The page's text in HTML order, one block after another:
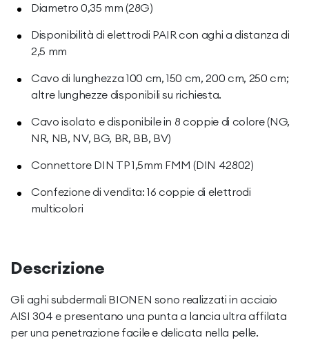
Diametro 0,35 mm (28G)
Disponibilità di elettrodi PAIR con aghi a distanza di
2,5 mm
Cavo di lunghezza 100 cm, 150 cm, 200 cm, 250 cm;
altre lunghezze disponibili su richiesta.
Cavo isolato e disponibile in 8 coppie di colore (NG,
NR, NB, NV, BG, BR, BB, BV)
Connettore DIN TP 1,5mm FMM (DIN 42802)
Confezione di vendita: 16 coppie di elettrodi
multicolori
Descrizione
Gli aghi subdermali BIONEN sono realizzati in acciaio
AISI 304 e presentano una punta a lancia ultra affilata
per una penetrazione facile e delicata nella pelle.